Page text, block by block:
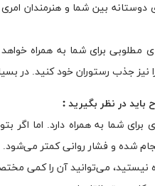
بین شما و هنرمندان امری
مطلوبی برای شما به همراه
نیز جذب رستوران خود کنید. در
در نظر بگیرید :
برای شما به همراه دارد. اما
شده و فشار روانی کمتر
نیستید، می‌توانید آن را کمی